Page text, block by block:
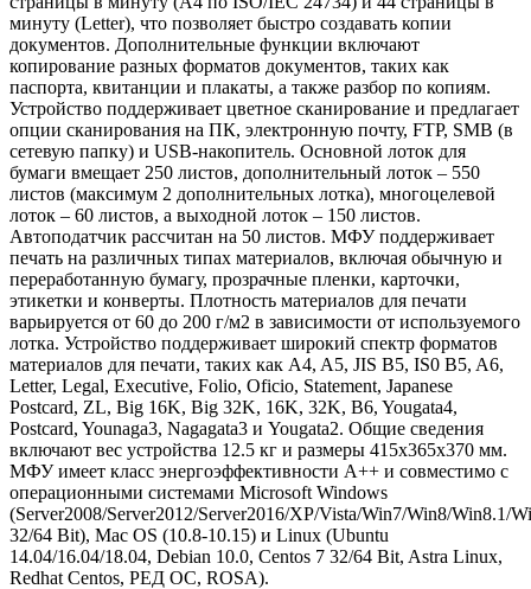
минуту (Letter), что позволяет быстро создавать копии
документов. Дополнительные функции включают
копирование разных форматов документов, таких как
паспорта, квитанции и плакаты, а также разбор по копиям.
Устройство поддерживает цветное сканирование и предлагает
опции сканирования на ПК, электронную почту, FTP, SMB (в
сетевую папку) и USB-накопитель. Основной лоток для
бумаги вмещает 250 листов, дополнительный лоток – 550
листов (максимум 2 дополнительных лотка), многоцелевой
лоток – 60 листов, а выходной лоток – 150 листов.
Автоподатчик рассчитан на 50 листов. МФУ поддерживает
печать на различных типах материалов, включая обычную и
переработанную бумагу, прозрачные пленки, карточки,
этикетки и конверты. Плотность материалов для печати
варьируется от 60 до 200 г/м2 в зависимости от используемого
лотка. Устройство поддерживает широкий спектр форматов
материалов для печати, таких как A4, A5, JIS B5, IS0 B5, A6,
Letter, Legal, Executive, Folio, Oficio, Statement, Japanese
Postcard, ZL, Big 16K, Big 32K, 16K, 32K, B6, Yougata4,
Postcard, Younaga3, Nagagata3 и Yougata2. Общие сведения
включают вес устройства 12.5 кг и размеры 415x365x370 мм.
МФУ имеет класс энергоэффективности А++ и совместимо с
операционными системами Microsoft Windows
(Server2008/Server2012/Server2016/XP/Vista/Win7/Win8/Win8.1/
32/64 Bit), Mac OS (10.8-10.15) и Linux (Ubuntu
14.04/16.04/18.04, Debian 10.0, Centos 7 32/64 Bit, Astra Linux,
Redhat Centos, РЕД ОС, ROSA).